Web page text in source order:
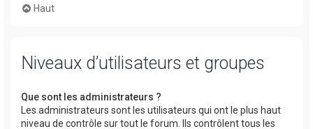
Haut
Niveaux d’utilisateurs et groupes
Que sont les administrateurs ?
Les administrateurs sont les utilisateurs qui ont le plus haut
niveau de contrôle sur tout le forum. Ils contrôlent tous les